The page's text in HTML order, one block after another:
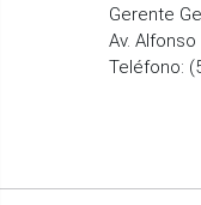
Gerente
Av.
Teléfono: